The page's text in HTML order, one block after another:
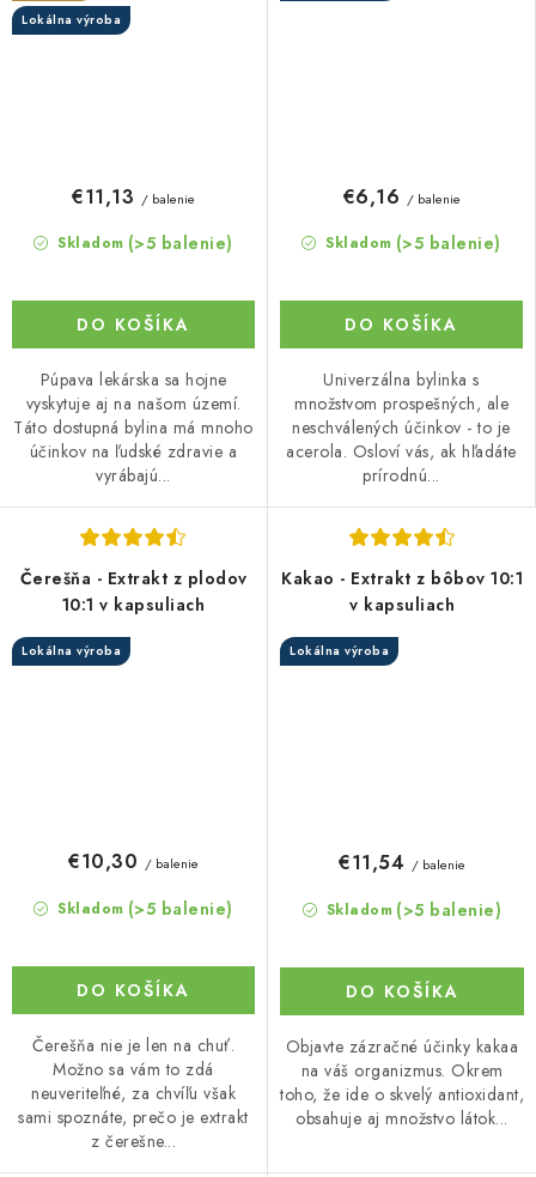
Lokálna výroba
Skladom (>5 balenie)
€11,13 / balenie
DO KOŠÍKA
Púpava lekárska sa hojne
vyskytuje aj na našom území.
Táto dostupná bylina má mnoho
účinkov na ľudské zdravie a
vyrábajú...
Skladom (>5 balenie)
€6,16 / balenie
DO KOŠÍKA
Univerzálna bylinka s
množstvom prospešných, ale
neschválených účinkov - to je
acerola. Osloví vás, ak hľadáte
prírodnú...
Čerešňa - Extrakt z plodov
10:1 v kapsuliach
Lokálna výroba
Skladom (>5 balenie)
€10,30 / balenie
DO KOŠÍKA
Čerešňa nie je len na chuť.
Možno sa vám to zdá
neuveriteľné, za chvíľu však
sami spoznáte, prečo je extrakt
z čerešne...
Kakao - Extrakt z bôbov 10:1
v kapsuliach
Lokálna výroba
Skladom (>5 balenie)
€11,54 / balenie
DO KOŠÍKA
Objavte zázračné účinky kakaa
na váš organizmus. Okrem
toho, že ide o skvelý antioxidant,
obsahuje aj množstvo látok...